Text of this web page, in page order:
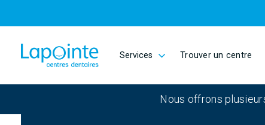
Services Trouver un centre
Nous offrons